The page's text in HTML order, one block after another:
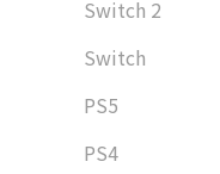
Switch 2
Switch
PS5
PS4